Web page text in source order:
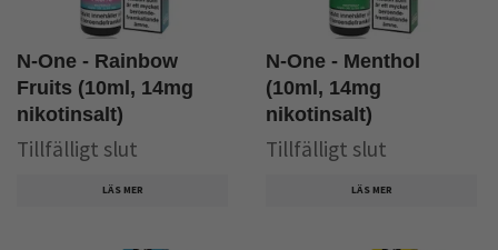
N-One - Rainbow
Fruits (10ml, 14mg
nikotinsalt)
Tillfälligt slut
LÄS MER
N-One - Menthol
(10ml, 14mg
nikotinsalt)
Tillfälligt slut
LÄS MER